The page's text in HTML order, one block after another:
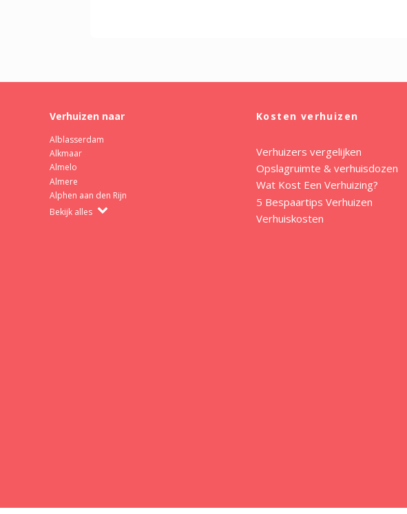
Verhuizen naar
Alblasserdam
Alkmaar
Almelo
Almere
Alphen aan den Rijn
Bekijk alles
Kosten verhuizen
Verhuizers vergelijken
Opslagruimte & verhuisdozen
Wat Kost Een Verhuizing?
5 Bespaartips Verhuizen
Verhuiskosten